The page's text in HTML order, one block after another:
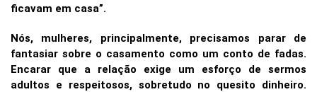
ficavam em casa”.
Nós, mulheres, principalmente, precisamos parar de
fantasiar sobre o casamento como um conto de fadas.
Encarar que a relação exige um esforço de sermos
adultos e respeitosos, sobretudo no quesito dinheiro.